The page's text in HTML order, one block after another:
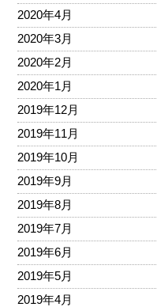
2020年4月
2020年3月
2020年2月
2020年1月
2019年12月
2019年11月
2019年10月
2019年9月
2019年8月
2019年7月
2019年6月
2019年5月
2019年4月